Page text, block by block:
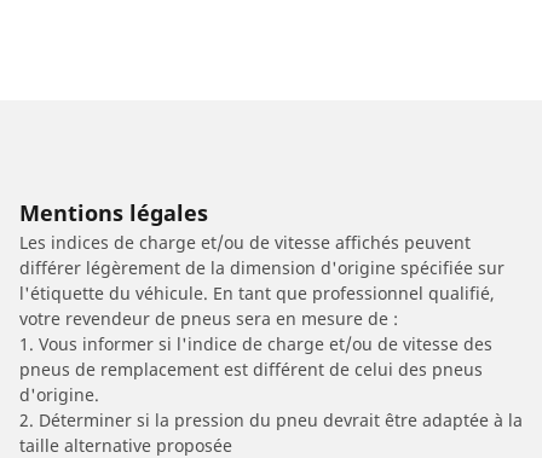
Mentions légales
Les indices de charge et/ou de vitesse affichés peuvent
différer légèrement de la dimension d'origine spécifiée sur
l'étiquette du véhicule. En tant que professionnel qualifié,
votre revendeur de pneus sera en mesure de :
1. Vous informer si l'indice de charge et/ou de vitesse des
pneus de remplacement est différent de celui des pneus
d'origine.
2. Déterminer si la pression du pneu devrait être adaptée à la
taille alternative proposée